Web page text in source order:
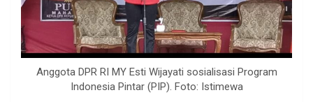
Anggota DPR RI MY Esti Wijayati sosialisasi Program
Indonesia Pintar (PIP). Foto: Istimewa